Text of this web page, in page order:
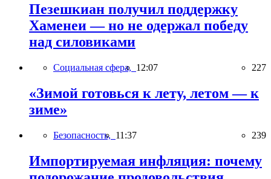
Пезешкиан получил поддержку
Хаменеи — но не одержал победу
над силовиками
Социальная сфера, 12:07 227
«Зимой готовься к лету, летом — к
зиме»
Безопасность, 11:37 239
Импортируемая инфляция: почему